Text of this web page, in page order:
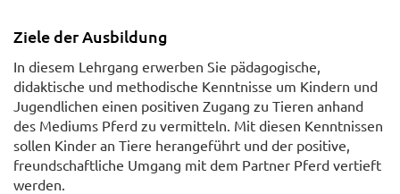
Ziele der Ausbildung
In diesem Lehrgang erwerben Sie pädagogische,
didaktische und methodische Kenntnisse um Kindern und
Jugendlichen einen positiven Zugang zu Tieren anhand
des Mediums Pferd zu vermitteln. Mit diesen Kenntnissen
sollen Kinder an Tiere herangeführt und der positive,
freundschaftliche Umgang mit dem Partner Pferd vertieft
werden.